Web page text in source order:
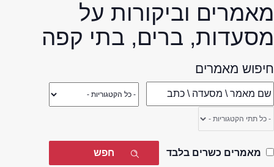
מאמרים וביקורות על
מסעדות, ברים, בתי קפה
חיפוש מאמרים
מאמרים כשרים בלבד